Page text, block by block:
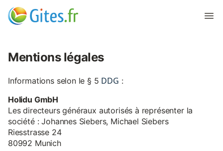
Mentions légales
Informations selon le § 5 DDG :
Holidu GmbH
Les directeurs généraux autorisés à représenter la
société : Johannes Siebers, Michael Siebers
Riesstrasse 24
80992 Munich